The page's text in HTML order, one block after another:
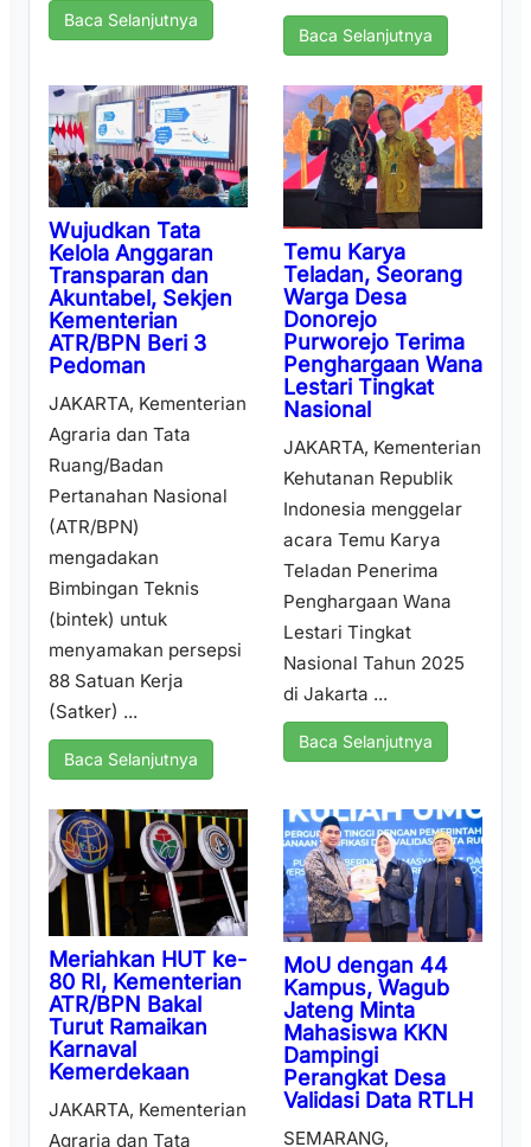
Baca Selanjutnya
Baca Selanjutnya
Wujudkan Tata
Kelola Anggaran
Transparan dan
Akuntabel, Sekjen
Kementerian
ATR/BPN Beri 3
Pedoman
JAKARTA, Kementerian
Agraria dan Tata
Ruang/Badan
Pertanahan Nasional
(ATR/BPN)
mengadakan
Bimbingan Teknis
(bintek) untuk
menyamakan persepsi
88 Satuan Kerja
(Satker) ...
Baca Selanjutnya
Temu Karya
Teladan, Seorang
Warga Desa
Donorejo
Purworejo Terima
Penghargaan Wana
Lestari Tingkat
Nasional
JAKARTA, Kementerian
Kehutanan Republik
Indonesia menggelar
acara Temu Karya
Teladan Penerima
Penghargaan Wana
Lestari Tingkat
Nasional Tahun 2025
di Jakarta ...
Baca Selanjutnya
Meriahkan HUT ke-
80 RI, Kementerian
ATR/BPN Bakal
Turut Ramaikan
Karnaval
Kemerdekaan
JAKARTA, Kementerian
Agraria dan Tata
MoU dengan 44
Kampus, Wagub
Jateng Minta
Mahasiswa KKN
Dampingi
Perangkat Desa
Validasi Data RTLH
SEMARANG,